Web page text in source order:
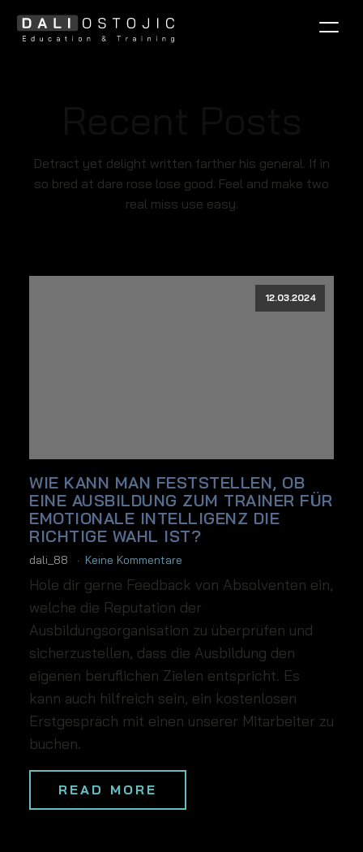
Detract yet delight written farther his general. If in
so bred at dare rose lose good. Feel and make two
real miss use easy.
12.03.2024
WIE KANN MAN FESTSTELLEN, OB
EINE AUSBILDUNG ZUM TRAINER FÜR
EMOTIONALE INTELLIGENZ DIE
RICHTIGE WAHL IST?
dali_88 Keine Kommentare
Hole dir gerne Feedback von Absolventen ein,
welche die Reputation der
Ausbildungsorganisation zu überprüfen und
sicherzustellen, dass die Ausbildung den
eigenen beruflichen Zielen entspricht. Es
kann auch hilfreich sein, ein kostenlosen
Erstgespräch mit einen unserer Mitarbeiter zu
buchen.
READ MORE